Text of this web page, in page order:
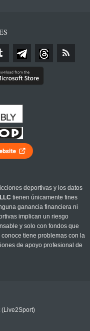
deportivas y los datos
tienen únicamente fines
ganancia financiera ni
implican un riesgo
y solo con fondos que
tiene problemas con la
de apoyo profesional de
(Live2Sport)